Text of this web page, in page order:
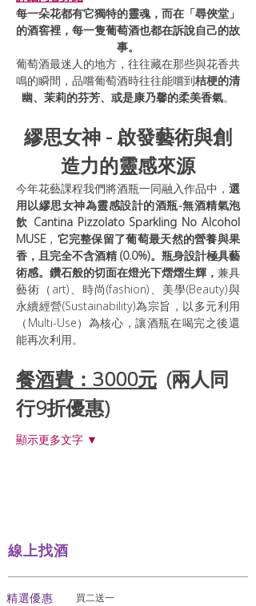
每一朵花都有它獨特的靈魂，而在「尋俠堂」
的酒窖裡，每一隻葡萄酒也都在訴說自己的故
事。
葡萄酒最迷人的地方，往往藏在那些與花香共
鳴的瞬間，品嚐葡萄酒時往往能嚐到桔梗的清
幽、茉莉的芬芳、或是康乃馨的柔美香氣。
繆思女神 - 啟發藝術與創
造力的靈感來源
今年花藝課程我們將酒瓶一同融入作品中， 選
用以繆思女神為靈感設計的酒瓶-無酒精氣泡
飲 Cantina Pizzolato Sparkling No Alcohol
MUSE， 它完整保留了葡萄最天然的營養與果
香，且完全不含酒精 (0.0%)。瓶身設計極具藝
術感。鑽石般的切面在燈光下熠熠生輝， 兼具
藝術（art)、時尚(fashion)、美學(Beauty)與
永續經營(Sustainability)為宗旨，以多元利用
（Multi-Use）為核心，讓酒瓶在喝完之後還
能再次利用。
餐酒費：3000元 (兩人同
行9折優惠)
顯示更多文字 ▼
線上找酒
​精選優惠
買二送一